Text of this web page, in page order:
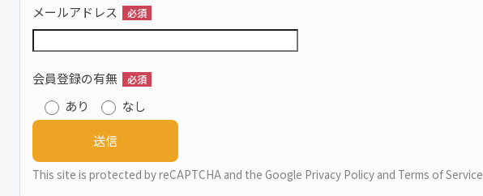
メールアドレス 必須
会員登録の有無 必須
あり なし
This site is protected by reCAPTCHA and the Google Privacy Policy and Terms of Service